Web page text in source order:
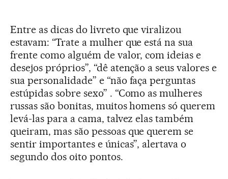
Entre as dicas do livreto que viralizou
estavam: “Trate a mulher que está na sua
frente como alguém de valor, com ideias e
desejos próprios”, “dê atenção a seus valores e
sua personalidade” e “não faça perguntas
estúpidas sobre sexo” . “Como as mulheres
russas são bonitas, muitos homens só querem
levá-las para a cama, talvez elas também
queiram, mas são pessoas que querem se
sentir importantes e únicas”, alertava o
segundo dos oito pontos.